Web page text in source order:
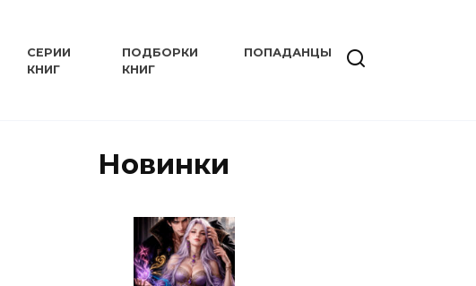
СЕРИИ
КНИГ
ПОДБОРКИ
КНИГ
ПОПАДАНЦЫ
Новинки